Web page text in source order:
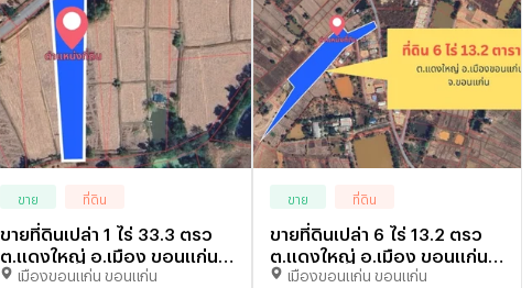
ขาย ที่ดิน
ขายที่ดินเปล่า 1 ไร่ 33.3 ตรว
ต.แดงใหญ่ อ.เมือง ขอนแก่น
ที่ดินทำเลดี เดินทางสะดวก ติด
เมืองขอนแก่น ขอนแก่น
ขาย ที่ดิน
ขายที่ดินเปล่า 6 ไร่ 13.2 ตรว
ต.แดงใหญ่ อ.เมือง ขอนแก่น
ที่ดินทำเลดี เดินทางสะดวก ติด
เมืองขอนแก่น ขอนแก่น